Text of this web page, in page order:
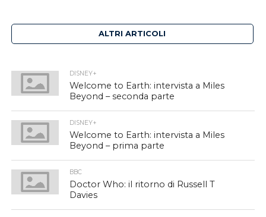
ALTRI ARTICOLI
DISNEY+
Welcome to Earth: intervista a Miles
Beyond – seconda parte
DISNEY+
Welcome to Earth: intervista a Miles
Beyond – prima parte
BBC
Doctor Who: il ritorno di Russell T
Davies